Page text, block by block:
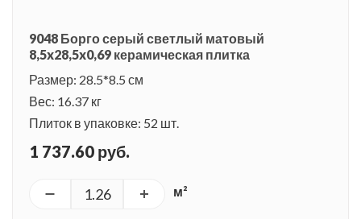
9048 Борго серый светлый матовый
8,5x28,5x0,69 керамическая плитка
Размер: 28.5*8.5 см
Вес: 16.37 кг
Плиток в упаковке: 52 шт.
1 737.60 руб.
м²